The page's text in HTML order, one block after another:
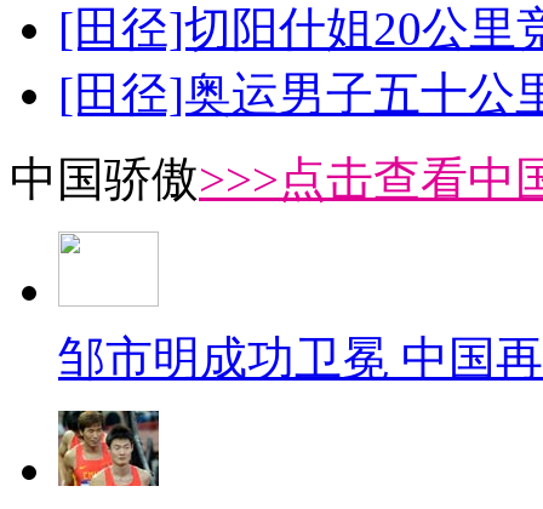
[田径]切阳什姐20公里
[田径]奥运男子五十公
中国骄傲>>>点击查看中
邹市明成功卫冕 中国